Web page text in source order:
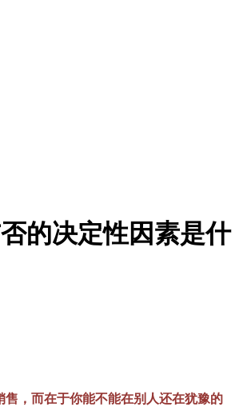
的决定性因素是什
，而在于你能不能在别人还在犹豫的